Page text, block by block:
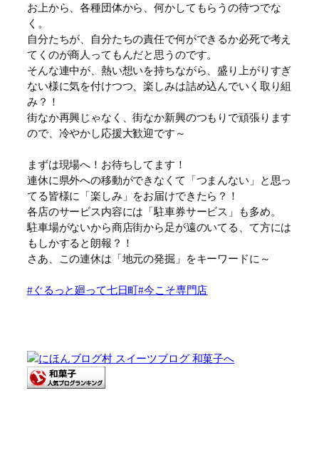
お上から、各種団体から、何かしてもらうの待つでな
く。
自分たちが、自分たちの責任で何ができるか必死で考え
てくのが商人ってもんだと思うのです。
そんな連中が、熱い想いを持ちながら、盛り上がりすぎ
ない様に気を付けつつ、楽しみは詰め込んでいく取り組
み？！
街なか再興じゃなく、街なか新興のつもりで頑張ります
ので、冷やかし応援大歓迎です～
まずは現場へ！お待ちしてます！
連休に県外への移動ができなくて「つまんない」と思っ
てる皆様に「楽しみ」をお届けできたら？！
各店のサービス内容には「駐車券サービス」も多め。
駐車場がないから商店街から足が遠のいてる、て方には
もしかすると朗報？！
さあ、この連休は「地元の発掘」をキーワードに～
#ぐるっと廻って七日町#今こそ専門店